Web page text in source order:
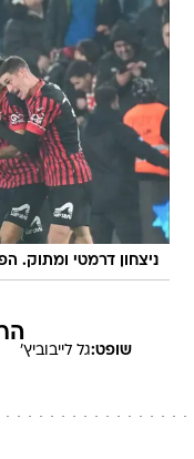
ניצחון דרמטי ומתוק.
שופט:גל לייבוביץ'